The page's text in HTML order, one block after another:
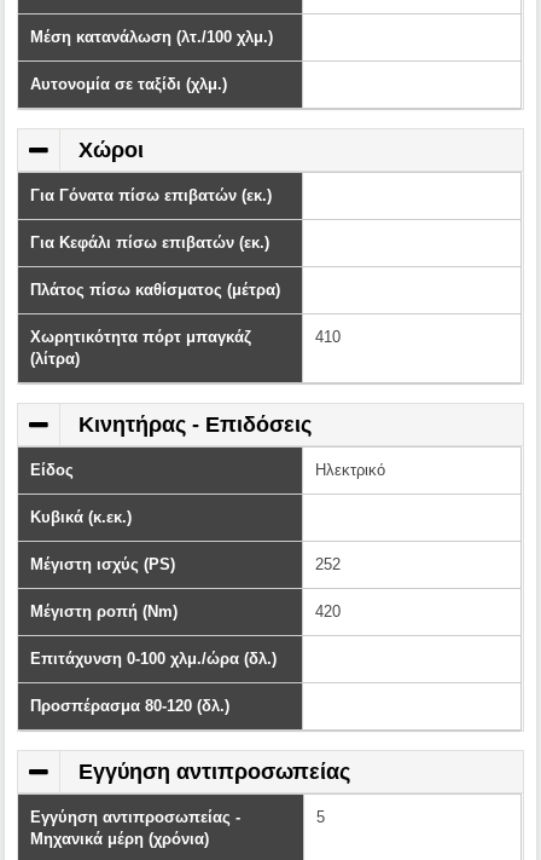
Μέση κατανάλωση (λτ./100 χλμ.)
Αυτονομία σε ταξίδι (χλμ.)
Χώροι
Για Γόνατα πίσω επιβατών (εκ.)
Για Κεφάλι πίσω επιβατών (εκ.)
Πλάτος πίσω καθίσματος (μέτρα)
Χωρητικότητα πόρτ μπαγκάζ
(λίτρα)
410
Κινητήρας - Επιδόσεις
Είδος Ηλεκτρικό
Κυβικά (κ.εκ.)
Μέγιστη ισχύς (PS) 252
Μέγιστη ροπή (Nm) 420
Επιτάχυνση 0-100 χλμ./ώρα (δλ.)
Προσπέρασμα 80-120 (δλ.)
Εγγύηση αντιπροσωπείας
Εγγύηση αντιπροσωπείας -
Μηχανικά μέρη (χρόνια)
5